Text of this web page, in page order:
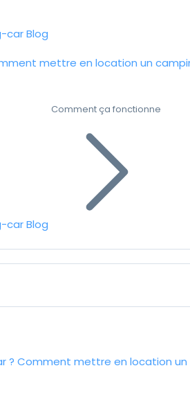
carBlog
mettre en location un
carBlog
Comment ça fonctionne
? Comment mettre en location un